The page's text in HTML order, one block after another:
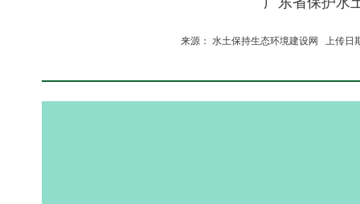
来源： 水土保持生态环境建设网 上传日